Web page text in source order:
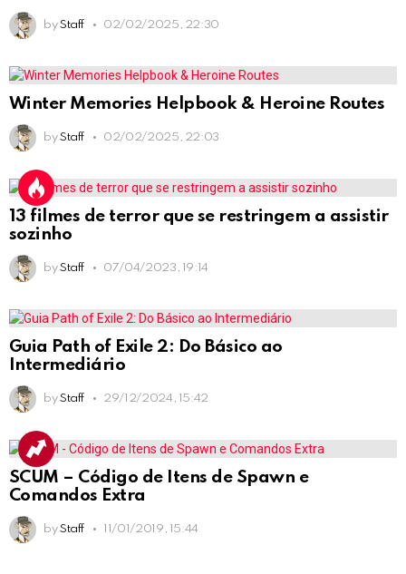
by Staff 02/02/2025, 22:30
Winter Memories Helpbook & Heroine Routes
by Staff 02/02/2025, 22:03
13 filmes de terror que se restringem a assistir
sozinho
by Staff 07/04/2023, 19:14
Guia Path of Exile 2: Do Básico ao
Intermediário
by Staff 29/12/2024, 15:42
SCUM – Código de Itens de Spawn e
Comandos Extra
by Staff 11/01/2019, 15:44